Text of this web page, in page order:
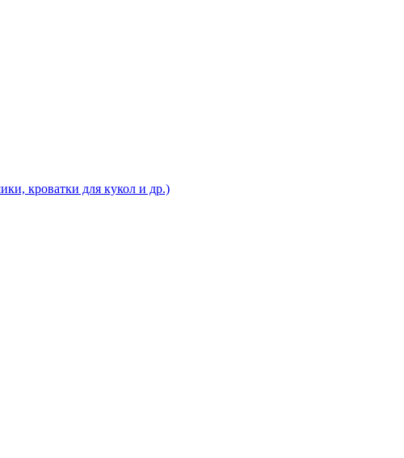
кроватки для кукол и др.)